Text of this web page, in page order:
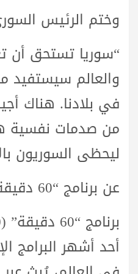
وختم الرئيس
“سوريا تستحق أن
والعالم سيستفيد
في بلادنا. هناك
من صدمات نفسية
ليحظى السوريون
عن برنامج “60 دقيقة”
أحد أشهر البرامج